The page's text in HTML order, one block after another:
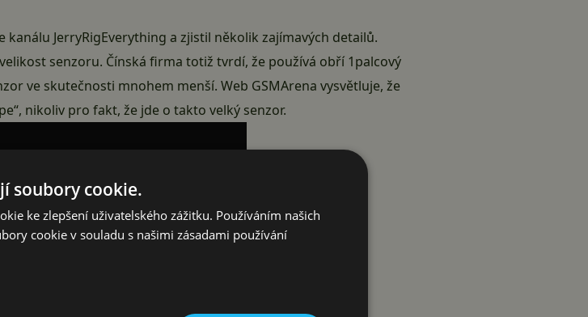
JerryRigEverything a zjistil několik zajímavých detailů.
senzoru. Čínská firma totiž tvrdí, že používá obří 1palcový
ve skutečnosti mnohem menší. Web GSMArena vysvětluje, že
nikoliv pro fakt, že jde o takto velký senzor.
soubory cookie.
ke zlepšení uživatelského zážitku. Používáním našich
cookie v souladu s našimi zásadami používání